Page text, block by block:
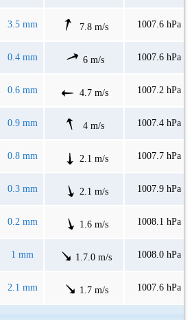
3.5 mm 7.8 m/s 1007.6 hPa
0.4 mm 6 m/s 1007.6 hPa
0.6 mm 4.7 m/s 1007.2 hPa
0.9 mm 4 m/s 1007.4 hPa
0.8 mm 2.1 m/s 1007.7 hPa
0.3 mm 2.1 m/s 1007.9 hPa
0.2 mm 1.6 m/s 1008.1 hPa
1 mm 1.7.0 m/s 1008.0 hPa
2.1 mm 1.7 m/s 1007.6 hPa